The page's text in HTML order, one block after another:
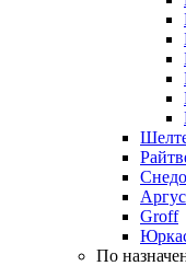
Снедо
Аргус
Groff
По